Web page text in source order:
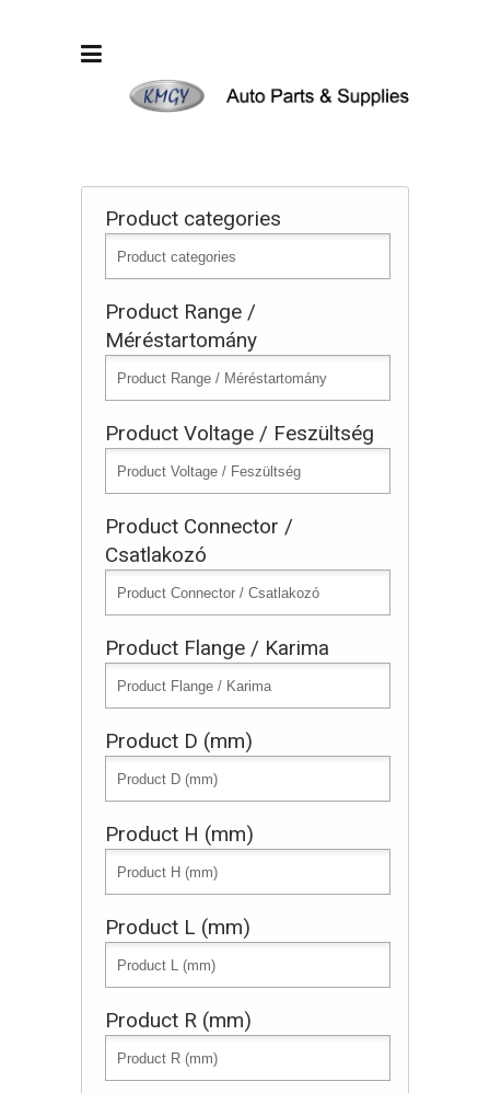
Product categories
Product Range /
Méréstartomány
Product Voltage / Feszültség
Product Connector /
Csatlakozó
Product Flange / Karima
Product D (mm)
Product H (mm)
Product L (mm)
Product R (mm)